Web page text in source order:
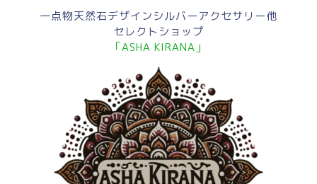
一点物天然石デザインシルバーアクセサリー他
セレクトショップ
「ASHA KIRANA」